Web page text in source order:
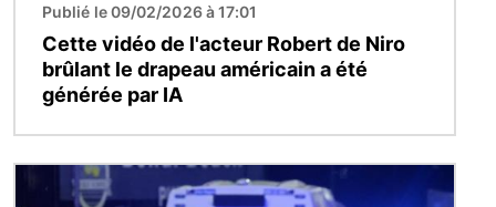
Publié le 09/02/2026 à 17:01
Cette vidéo de l'acteur Robert de Niro
brûlant le drapeau américain a été
générée par IA